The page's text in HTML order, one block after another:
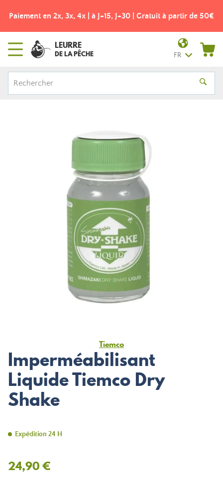
Paiement en 2x, 3x, 4x | à J+15, J+30 | Gratuit à partir de 50€
LEURRE
DE LA PÊCHE FR
Tiemco
Imperméabilisant
Liquide Tiemco Dry
Shake
Expédition 24 H
24,90 €